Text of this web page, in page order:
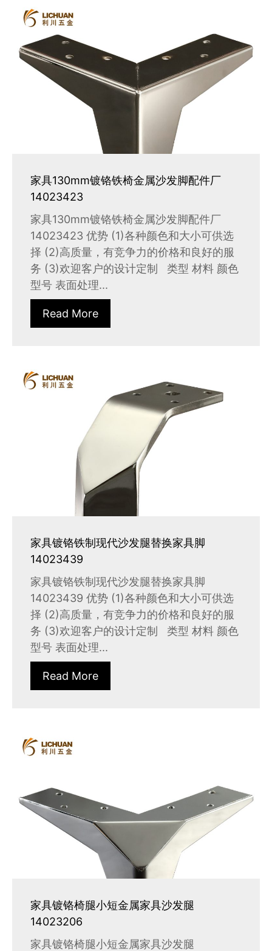
家具130mm镀铬铁椅金属沙发脚配件厂
14023423
家具130mm镀铬铁椅金属沙发脚配件厂
14023423 优势 (1)各种颜色和大小可供选
择 (2)高质量，有竞争力的价格和良好的服
务 (3)欢迎客户的设计定制 类型 材料 颜色
型号 表面处理...
Read More
家具镀铬铁制现代沙发腿替换家具脚
14023439
家具镀铬铁制现代沙发腿替换家具脚
14023439 优势 (1)各种颜色和大小可供选
择 (2)高质量，有竞争力的价格和良好的服
务 (3)欢迎客户的设计定制 类型 材料 颜色
型号 表面处理...
Read More
家具镀铬椅腿小短金属家具沙发腿
14023206
家具镀铬椅腿小短金属家具沙发腿